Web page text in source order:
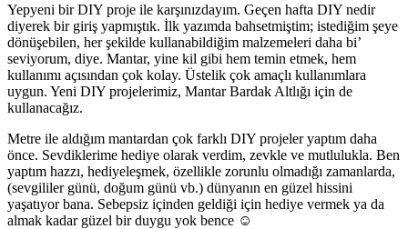
Yepyeni bir DIY proje ile karşınızdayım. Geçen hafta DIY nedir
diyerek bir giriş yapmıştık. İlk yazımda bahsetmiştim; istediğim şeye
dönüşebilen, her şekilde kullanabildiğim malzemeleri daha bi’
seviyorum, diye. Mantar, yine kil gibi hem temin etmek, hem
kullanımı açısından çok kolay. Üstelik çok amaçlı kullanımlara
uygun. Yeni DIY projelerimiz, Mantar Bardak Altlığı için de
kullanacağız.
Metre ile aldığım mantardan çok farklı DIY projeler yaptım daha
önce. Sevdiklerime hediye olarak verdim, zevkle ve mutlulukla. Ben
yaptım hazzı, hediyeleşmek, özellikle zorunlu olmadığı zamanlarda,
(sevgililer günü, doğum günü vb.) dünyanın en güzel hissini
yaşatıyor bana. Sebepsiz içinden geldiği için hediye vermek ya da
almak kadar güzel bir duygu yok bence ☺